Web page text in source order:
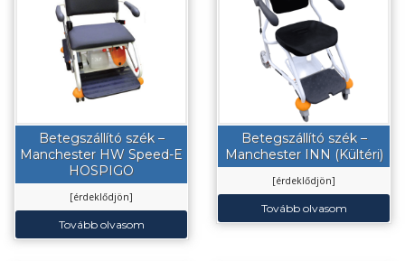
Betegszállító szék –
Manchester HW Speed-E
HOSPIGO
[érdeklődjön]
Tovább olvasom
Betegszállító szék –
Manchester INN (Kültéri)
[érdeklődjön]
Tovább olvasom